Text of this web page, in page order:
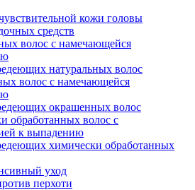
кожи головы
средств
волос с намечающейся
натуральных волос
волос с намечающейся
окрашенных волос
обработанных волос с
к выпадению
химически обработанных
уход
перхоти